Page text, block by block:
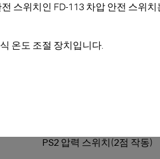
스위치인 FD-113 차압 안전 스위
온도 조절 장치입니다.